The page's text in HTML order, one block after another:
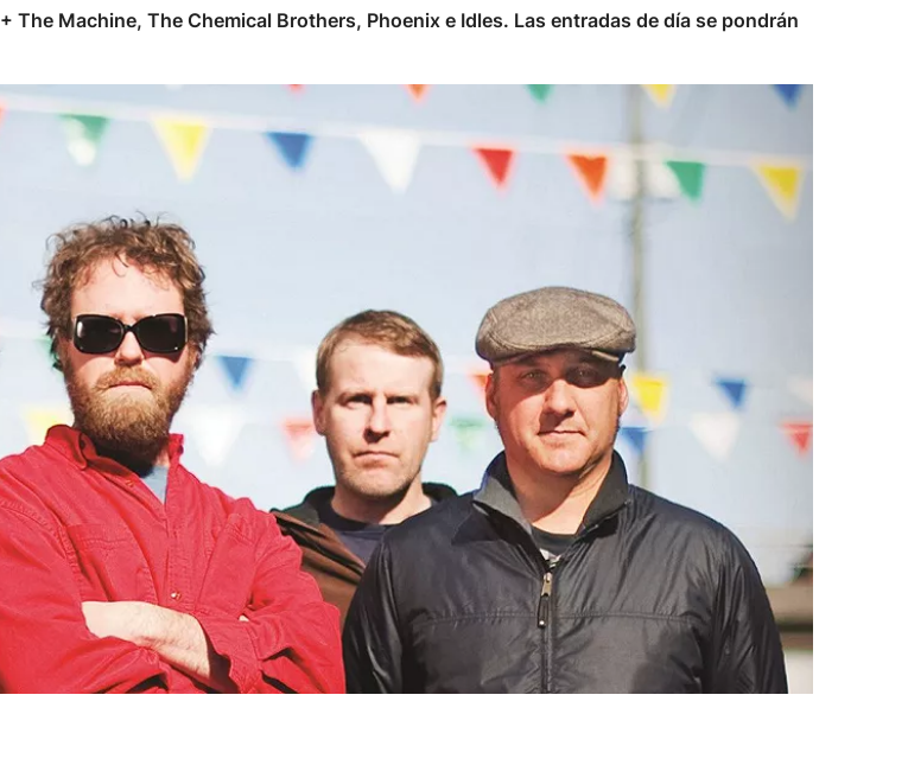
Machine, The Chemical Brothers, Phoenix e Idles. Las entradas de día se pondrán